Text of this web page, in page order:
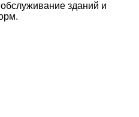
зданий и